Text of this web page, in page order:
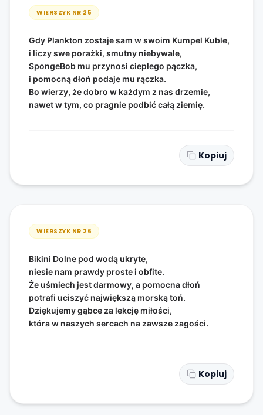
WIERSZYK NR 25
Gdy Plankton zostaje sam w swoim Kumpel Kuble,
i liczy swe porażki, smutny niebywale,
SpongeBob mu przynosi ciepłego pączka,
i pomocną dłoń podaje mu rączka.
Bo wierzy, że dobro w każdym z nas drzemie,
nawet w tym, co pragnie podbić całą ziemię.
Kopiuj
WIERSZYK NR 26
Bikini Dolne pod wodą ukryte,
niesie nam prawdy proste i obfite.
Że uśmiech jest darmowy, a pomocna dłoń
potrafi uciszyć największą morską toń.
Dziękujemy gąbce za lekcję miłości,
która w naszych sercach na zawsze zagości.
Kopiuj